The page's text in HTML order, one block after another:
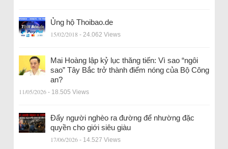
Ủng hộ Thoibao.de
15/02/2018 - 24.062 Views
Mai Hoàng lập kỷ lục thăng tiến: Vì sao “ngôi
sao” Tây Bắc trở thành điểm nóng của Bộ Công
an?
11/05/2026 - 18.505 Views
Đẩy người nghèo ra đường để nhường đặc
quyền cho giới siêu giàu
17/06/2026 - 14.527 Views